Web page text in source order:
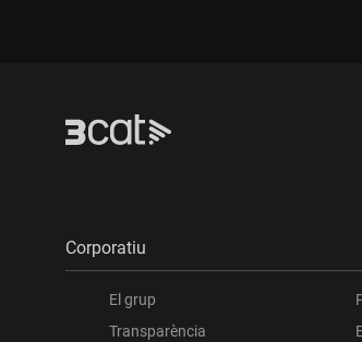
Corporatiu
El grup
Transparència